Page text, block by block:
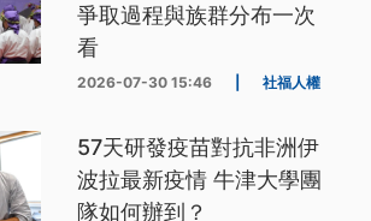
爭取過程與族群分布一次
看
2026-07-30 15:46 社福人權
57天研發疫苗對抗非洲伊
波拉最新疫情 牛津大學團
隊如何辦到？